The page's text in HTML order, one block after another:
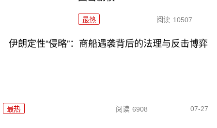
最热 阅读 10507
伊朗定性“侵略”：商船遇袭背后的法理与反击博弈
最热 阅读 6908 07-27